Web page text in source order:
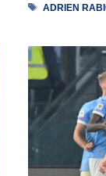
Tag
ADRIEN